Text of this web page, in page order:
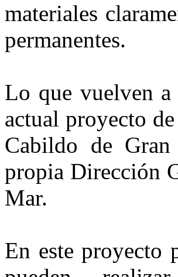
materiales
permanentes.
Lo que vuelven
actual proyecto
Cabildo de
propia Dirección
Mar.
En este proyecto